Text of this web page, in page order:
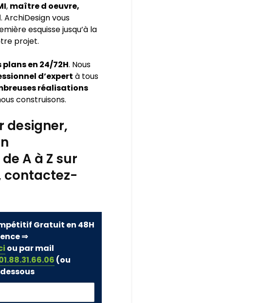
, maître d oeuvre,
. ArchiDesign vous
esquisse jusqu’à la
projet.
en 24/72H. Nous
d’expert à tous
réalisations
construisons.
designer,
A à Z sur
contactez-
Gratuit en 48H
⇒
ou par mail
(ou